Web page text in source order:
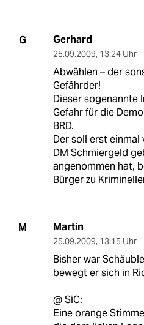
G Gerhard
25.09.2009, 13:24 Uhr
Abwählen – der
Gefährder!
Dieser sogenannte
Gefahr für die
BRD.
Der soll erst einmal
DM Schmiergeld
angenommen hat,
Bürger zu
M Martin
25.09.2009, 13:15 Uhr
Bisher war
bewegt er sich in
@ SiC:
Eine orange